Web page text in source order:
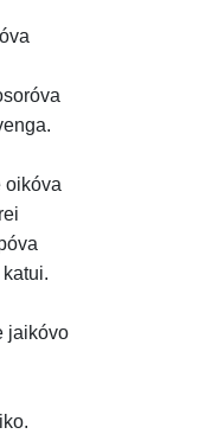
oikóva
jaikóvo